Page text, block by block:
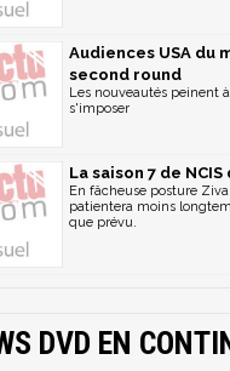
Audiences USA du
second round
Les nouveautés peinent à
s'imposer
La saison 7 de
En fâcheuse posture Ziva
patientera moins
que prévu.
DVD EN